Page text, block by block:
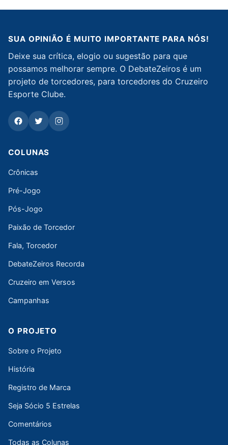
SUA OPINIÃO É MUITO IMPORTANTE PARA NÓS!
Deixe sua crítica, elogio ou sugestão para que
possamos melhorar sempre. O DebateZeiros é um
projeto de torcedores, para torcedores do Cruzeiro
Esporte Clube.
COLUNAS
Crônicas
Pré-Jogo
Pós-Jogo
Paixão de Torcedor
Fala, Torcedor
DebateZeiros Recorda
Cruzeiro em Versos
Campanhas
O PROJETO
Sobre o Projeto
História
Registro de Marca
Seja Sócio 5 Estrelas
Comentários
Todas as Colunas